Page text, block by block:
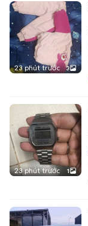
23 phút trước 3
23 phút trước 1